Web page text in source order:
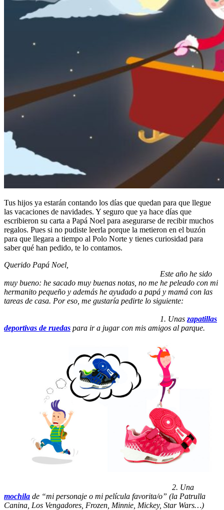
Tus hijos ya estarán contando los días que quedan para que llegue
las vacaciones de navidades. Y seguro que ya hace días que
escribieron su carta a Papá Noel para asegurarse de recibir muchos
regalos. Pues si no pudiste leerla porque la metieron en el buzón
para que llegara a tiempo al Polo Norte y tienes curiosidad para
saber qué han pedido, te lo contamos.
Querido Papá Noel,
Este año he sido
muy bueno: he sacado muy buenas notas, no me he peleado con mi
hermanito pequeño y además he ayudado a papá y mamá con las
tareas de casa. Por eso, me gustaría pedirte lo siguiente:
1. Unas zapatillas
deportivas de ruedas para ir a jugar con mis amigos al parque.
2. Una
mochila de “mi personaje o mi película favorita/o” (la Patrulla
Canina, Los Vengadores, Frozen, Minnie, Mickey, Star Wars…)